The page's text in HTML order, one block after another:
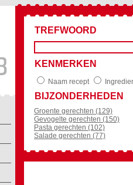
TREFWOORD
KENMERKEN
Naam recept
BIJZONDERHEDEN
Groente gerechten (129)
Gevogelte gerechten (150)
Pasta gerechten (102)
Salade gerechten (77)